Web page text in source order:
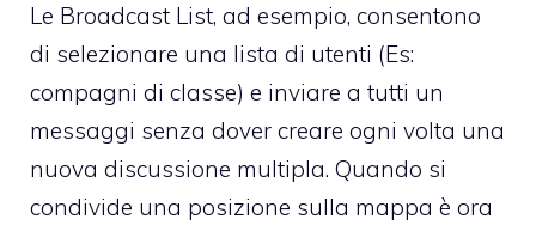
Le Broadcast List, ad esempio, consentono
di selezionare una lista di utenti (Es:
compagni di classe) e inviare a tutti un
messaggi senza dover creare ogni volta una
nuova discussione multipla. Quando si
condivide una posizione sulla mappa è ora